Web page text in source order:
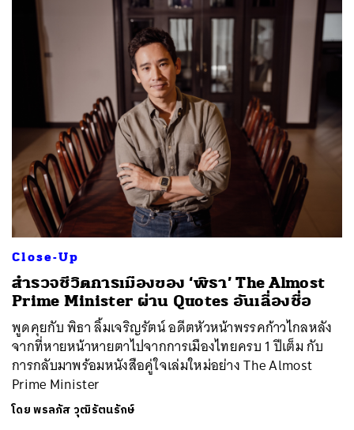
Close-Up
สำรวจชีวิตการเมืองของ ‘พิธา’ The Almost
Prime Minister ผ่าน Quotes อันเลื่องชื่อ
พูดคุยกับ พิธา ลิ้มเจริญรัตน์ อดีตหัวหน้าพรรคก้าวไกลหลัง
จากที่หายหน้าหายตาไปจากการเมืองไทยครบ 1 ปีเต็ม กับ
การกลับมาพร้อมหนังสือคู่ใจเล่มใหม่อย่าง The Almost
Prime Minister
โดยพรลภัส วุฒิรัตนรักษ์